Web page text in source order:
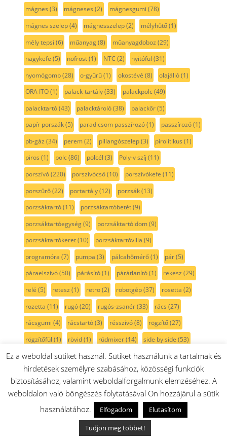
mágnes (3) mágneses (2) mágnesgumi (78)
mágnes szelep(4) mágnesszelep(2) mélyhűtő(1)
mély tepsi (6) műanyag(8) műanyagdoboz (29)
nagykefe (5) nofrost(1) NTC (2) nyitófül (31)
nyomógomb(28) o-gyűrű(1) okostévé (8) olajálló(1)
ORA ITO(1) palack-tartály(33) palackpolc(49)
palacktartó(43) palacktároló(38) palackőr(5)
papír porszák(5) paradicsom passzírozó(1) passzírozó(1)
pb-gáz (34) perem(2) pillangószelep(3) pirolitikus (1)
piros (1) polc(86) polcél (3) Poly-v szíj (11)
porszívó(220) porszívócső(10) porszívókefe (11)
porszűrő(22) portartály(12) porzsák(13)
porzsáktartó(11) porzsáktartóbetét(9)
porzsáktartóegység(9) porzsáktartóidom(9)
porzsáktartókeret(10) porzsáktartóvilla (9)
programóra (7) pumpa (3) pálcahőmérő(1) pár(5)
páraelszívó(50) párásító(1) párátlanító(1) rekesz (29)
relé (5) retesz (1) retro(2) robotgép(37) rosetta (2)
rozetta (11) rugó(20) rugós-zsanér(33) rács (27)
rácsgumi (4) rácstartó(3) résszívó(8) rögzítő(27)
rögzítőfül (1) rövid(1) rúdmixer(14) side by side (53)
smoothie(2) SpaceBox(5) stift(10) sutő hőmérő (4)
szabályzó(1) szeletelő(20) szennytálca(1) szenzor(5)
szett
szigetelés szigetelő (3) szigetelőcsík
szikra
szikratrafó szikráztató szilikonzsír
szivacs(3) szivattyú(17)
szén(7) szénfilter(18)
Ez a weboldal sütiket használ. Sütiket használunk a tartalmak és
hirdetések személyre szabásához, közösségi funkciók
biztosításához, valamint weboldalforgalmunk elemzéséhez. A
weboldalon való böngészés folytatásával Ön hozzájárul a sütik
használatához.
Elfogadom
Elutasítom
Tudjon meg többet!